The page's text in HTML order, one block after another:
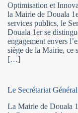
Optimisation et
la Mairie de Douala
services publics, le
Douala 1er se
engagement envers
siège de la Mairie, ce
[…]
Le Secrétariat
La Mairie de Douala